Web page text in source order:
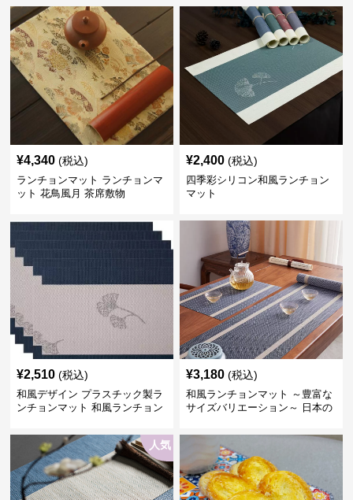
¥4,340 (税込)
ランチョンマット ランチョンマ
ット 花鳥風月 茶席敷物
¥2,400 (税込)
四季彩シリコン和風ランチョン
マット
¥2,510 (税込)
和風デザイン プラスチック製ラ
ンチョンマット 和風ランチョン
イト帯
¥3,180 (税込)
和風ランチョンマット ～豊富な
サイズバリエーション～ 日本の
料無料～
人気